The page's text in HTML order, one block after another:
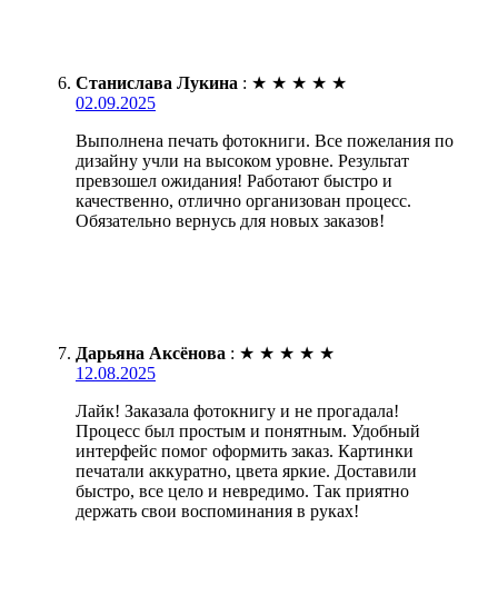
Станислава Лукина : ★ ★ ★ ★ ★
02.09.2025
Выполнена печать фотокниги. Все пожелания по
дизайну учли на высоком уровне. Результат
превзошел ожидания! Работают быстро и
качественно, отлично организован процесс.
Обязательно вернусь для новых заказов!
Дарьяна Аксёнова : ★ ★ ★ ★ ★
12.08.2025
Лайк! Заказала фотокнигу и не прогадала!
Процесс был простым и понятным. Удобный
интерфейс помог оформить заказ. Картинки
печатали аккуратно, цвета яркие. Доставили
быстро, все цело и невредимо. Так приятно
держать свои воспоминания в руках!